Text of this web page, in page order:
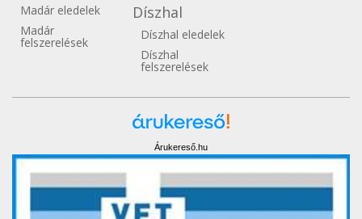
Madár eledelek
Madár
felszerelések
Díszhal
Díszhal eledelek
Díszhal
felszerelések
Árukereső.hu